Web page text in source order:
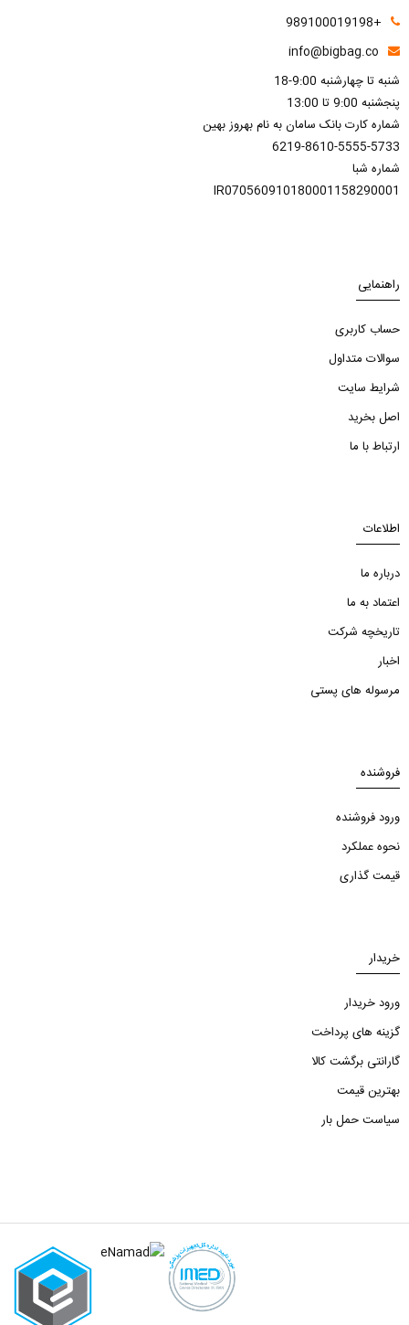
+989100019198
info@bigbag.co
شنبه تا چهارشنبه 9:00-18
پنجشنبه 9:00 تا 13:00
شماره کارت بانک سامان به نام بهروز بهین
6219-8610-5555-5733
شماره شبا
IR070560910180001158290001
راهنمایی
حساب کاربری
سوالات متداول
شرایط سایت
اصل بخرید
ارتباط با ما
اطلاعات
درباره ما
اعتماد به ما
تاریخچه شرکت
اخبار
مرسوله های پستی
فروشنده
ورود فروشنده
نحوه عملکرد
قیمت گذاری
خریدار
ورود خریدار
گزینه های پرداخت
گارانتی برگشت کالا
بهترین قیمت
سیاست حمل بار